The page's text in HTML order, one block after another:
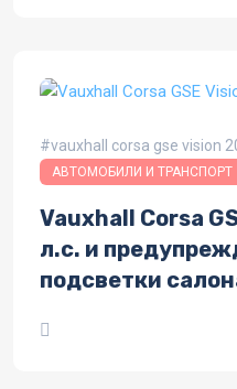
vauxhall corsa gse vision
АВТОМОБИЛИ И ТРАНСПОРТ
Vauxhall Corsa
л.с. и
подсветки